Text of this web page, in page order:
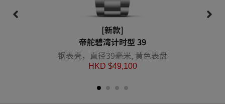
[新款]
帝舵碧湾计时型 39
钢表壳，直径39毫米, 黄色表盘
HKD $49,100